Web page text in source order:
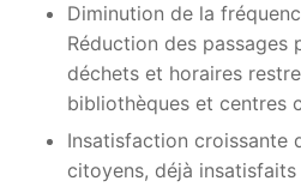
Diminution de la
Réduction des passages
déchets et horaires
bibliothèques et centres
Insatisfaction croissante
citoyens, déjà